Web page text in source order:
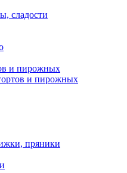
сладости
и пирожных
и пирожных
пряники